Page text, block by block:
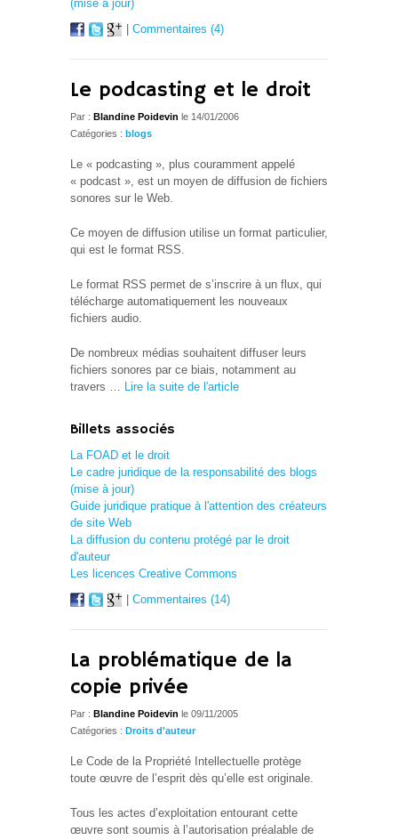
(mise à jour)
Commentaires (4)
Le podcasting et le droit
Par : Blandine Poidevin le 14/01/2006
Catégories : blogs
Le « podcasting », plus couramment appelé
« podcast », est un moyen de diffusion de fichiers
sonores sur le Web.
Ce moyen de diffusion utilise un format particulier,
qui est le format RSS.
Le format RSS permet de s’inscrire à un flux, qui
télécharge automatiquement les nouveaux
fichiers audio.
De nombreux médias souhaitent diffuser leurs
fichiers sonores par ce biais, notamment au
travers … Lire la suite de l'article
Billets associés
La FOAD et le droit
Le cadre juridique de la responsabilité des blogs
(mise à jour)
Guide juridique pratique à l'attention des créateurs
de site Web
La diffusion du contenu protégé par le droit
d'auteur
Les licences Creative Commons
Commentaires (14)
La problématique de la
copie privée
Par : Blandine Poidevin le 09/11/2005
Catégories : Droits d'auteur
Le Code de la Propriété Intellectuelle protège
toute œuvre de l’esprit dès qu’elle est originale.
Tous les actes d’exploitation entourant cette
œuvre sont soumis à l’autorisation préalable de